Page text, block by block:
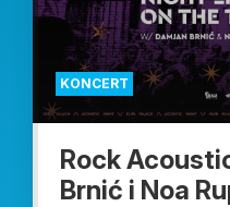
KONCERT
Rock
Brnić i Noa